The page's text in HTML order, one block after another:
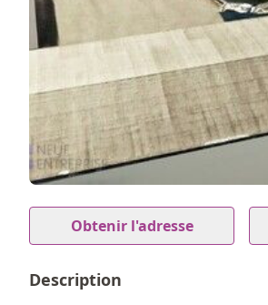
1
of
Obtenir l'adresse
Description